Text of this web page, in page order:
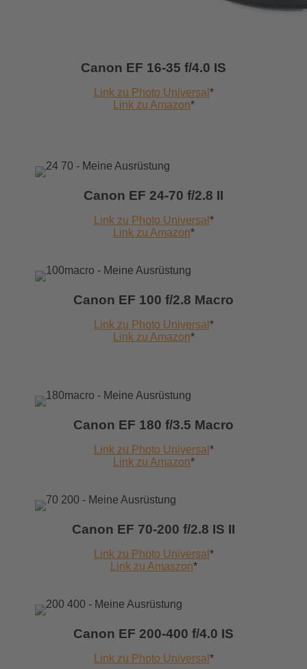
Canon EF 16-35 f/4.0 IS
Link zu Photo Universal *
Link zu Amazon*
Canon EF 24-70 f/2.8 II
Link zu Photo Universal *
Link zu Amazon*
Canon EF 100 f/2.8 Macro
Link zu Photo Universal *
Link zu Amazon*
Canon EF 180 f/3.5 Macro
Link zu Photo Universal *
Link zu Amazon*
Canon EF 70-200 f/2.8 IS II
Link zu Photo Universal *
Link zu Amaszon*
Canon EF 200-400 f/4.0 IS
Link zu Photo Universal *